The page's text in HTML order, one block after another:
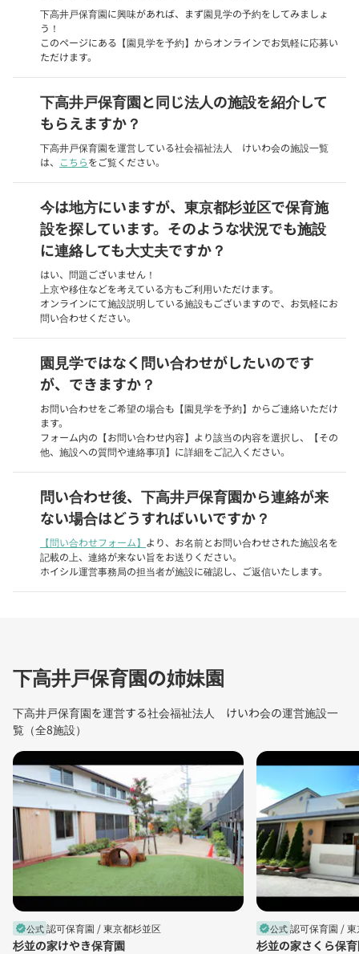
下高井戸保育園に興味があれば、まず園見学の予約をしてみましょ
う！
このページにある【園見学を予約】からオンラインでお気軽に応募い
ただけます。
下高井戸保育園と同じ法人の施設を紹介して
もらえますか？
下高井戸保育園を運営している社会福祉法人 けいわ会の施設一覧
は、
こちらをご覧ください。
今は地方にいますが、東京都杉並区で保育施
設を探しています。そのような状況でも施設
に連絡しても大丈夫ですか？
はい、問題ございません！
上京や移住などを考えている方もご利用いただけます。
オンラインにて施設説明している施設もございますので、お気軽にお
問い合わせください。
園見学ではなく問い合わせがしたいのです
が、できますか？
お問い合わせをご希望の場合も【園見学を予約】からご連絡いただけ
ます。
フォーム内の【お問い合わせ内容】より該当の内容を選択し、【その
他、施設への質問や連絡事項】に詳細をご記入ください。
問い合わせ後、下高井戸保育園から連絡が来
ない場合はどうすればいいですか？
【問い合わせフォーム】 より、お名前とお問い合わせされた施設名を
記載の上、連絡が来ない旨をお送りください。
ホイシル運営事務局の担当者が施設に確認し、ご返信いたします。
下高井戸保育園の姉妹園
下高井戸保育園を運営する社会福祉法人 けいわ会の運営施設一
覧（全8施設）
verified公式認可保育園 /東京都杉並区
杉並の家けやき保育園
verified公式認可保育園 /東
杉並の家さくら保